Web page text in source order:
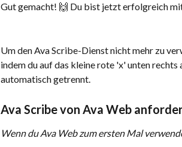
Gut gemacht! 🙌 Du bist jetzt erfolgreich
Um den Ava Scribe-Dienst nicht mehr zu
indem du auf das kleine rote 'x' unten
automatisch getrennt.
Ava Scribe von Ava Web
Wenn du Ava Web zum ersten Mal